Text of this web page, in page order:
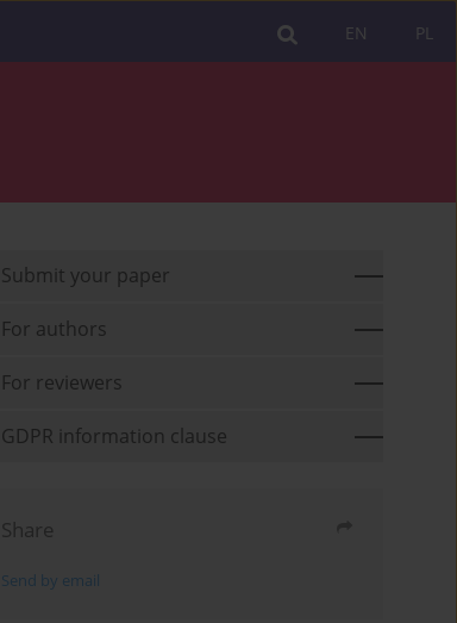
PL
EN
Submit your paper
For authors
For reviewers
GDPR information clause
Share
Send by email